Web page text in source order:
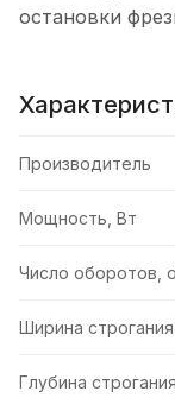
остановки
Производитель
Мощность, Вт
Число оборотов,
Ширина
Глубина